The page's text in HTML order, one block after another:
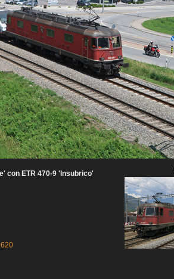
con ETR 470-9 'Insubrico'
620